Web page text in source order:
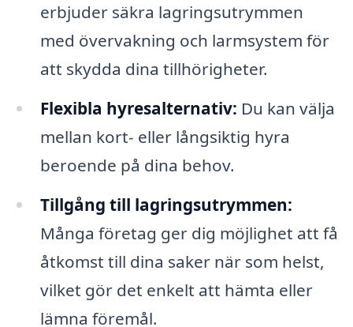
erbjuder säkra lagringsutrymmen
med övervakning och larmsystem för
att skydda dina tillhörigheter.
Flexibla hyresalternativ: Du kan välja
mellan kort- eller långsiktig hyra
beroende på dina behov.
Tillgång till lagringsutrymmen:
Många företag ger dig möjlighet att få
åtkomst till dina saker när som helst,
vilket gör det enkelt att hämta eller
lämna föremål.